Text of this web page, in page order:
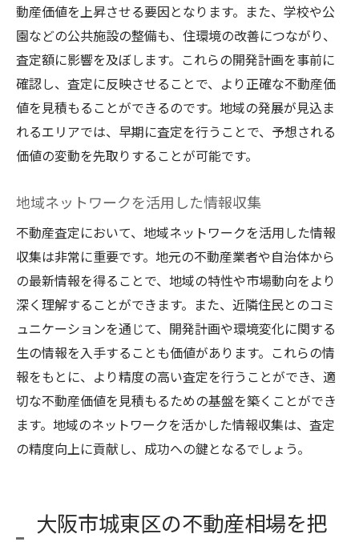
動産価値を上昇させる要因となります。また、学校や公
園などの公共施設の整備も、住環境の改善につながり、
査定額に影響を及ぼします。これらの開発計画を事前に
確認し、査定に反映させることで、より正確な不動産価
値を見積もることができるのです。地域の発展が見込ま
れるエリアでは、早期に査定を行うことで、予想される
価値の変動を先取りすることが可能です。
地域ネットワークを活用した情報収集
不動産査定において、地域ネットワークを活用した情報
収集は非常に重要です。地元の不動産業者や自治体から
の最新情報を得ることで、地域の特性や市場動向をより
深く理解することができます。また、近隣住民とのコミ
ュニケーションを通じて、開発計画や環境変化に関する
生の情報を入手することも価値があります。これらの情
報をもとに、より精度の高い査定を行うことができ、適
切な不動産価値を見積もるための基盤を築くことができ
ます。地域のネットワークを活かした情報収集は、査定
の精度向上に貢献し、成功への鍵となるでしょう。
大阪市城東区の不動産相場を把